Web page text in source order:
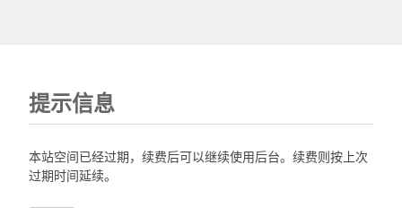
提示信息
本站空间已经过期，续费后可以继续使用后台。续费则按上次
过期时间延续。